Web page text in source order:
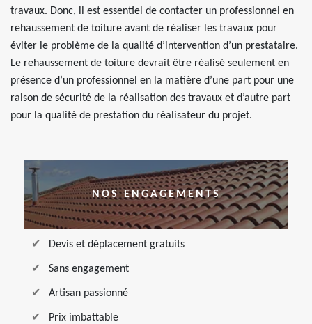
travaux. Donc, il est essentiel de contacter un professionnel en
rehaussement de toiture avant de réaliser les travaux pour
éviter le problème de la qualité d’intervention d’un prestataire.
Le rehaussement de toiture devrait être réalisé seulement en
présence d’un professionnel en la matière d’une part pour une
raison de sécurité de la réalisation des travaux et d’autre part
pour la qualité de prestation du réalisateur du projet.
NOS ENGAGEMENTS
Devis et déplacement gratuits
Sans engagement
Artisan passionné
Prix imbattable